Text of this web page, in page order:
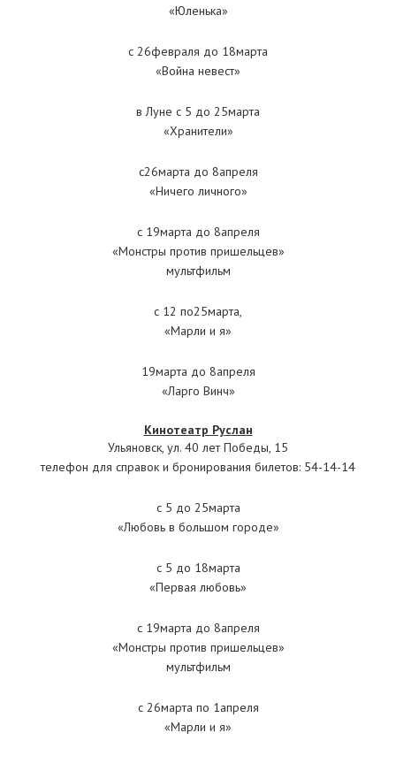
«Юленька»
с 26февраля до 18марта
«Война невест»
в Луне с 5 до 25марта
«Хранители»
с26марта до 8апреля
«Ничего личного»
с 19марта до 8апреля
«Монстры против пришельцев»
мультфильм
с 12 по25марта,
«Марли и я»
19марта до 8апреля
«Ларго Винч»
Кинотеатр Руслан
Ульяновск, ул. 40 лет Победы, 15
телефон для справок и бронирования билетов: 54-14-14
с 5 до 25марта
«Любовь в большом городе»
с 5 до 18марта
«Первая любовь»
с 19марта до 8апреля
«Монстры против пришельцев»
мультфильм
с 26марта по 1апреля
«Марли и я»